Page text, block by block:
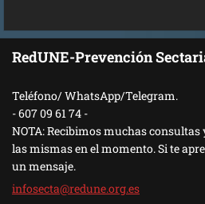
RedUNE-Prevención
Teléfono/ WhatsApp/Telegram.
- 607 09 61 74 -
NOTA: Recibimos muchas consultas
las mismas en el momento. Si te
un mensaje.
infosecta@redune.org.es